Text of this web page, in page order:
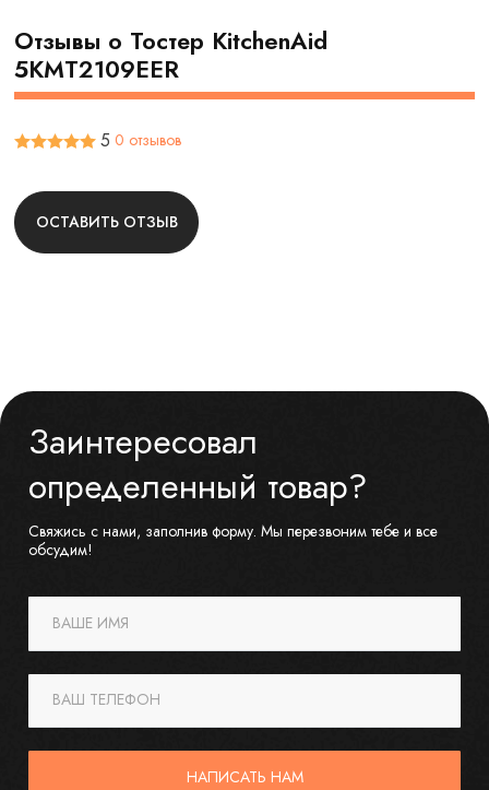
Отзывы о Тостер KitchenAid
5KMT2109EER
5 0 отзывов
ОСТАВИТЬ ОТЗЫВ
Заинтересовал
определенный товар?
Свяжись с нами, заполнив форму. Мы перезвоним тебе и все
обсудим!
ВАШЕ ИМЯ
ВАШ ТЕЛЕФОН
НАПИСАТЬ НАМ